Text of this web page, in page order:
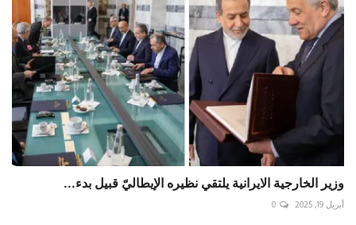
‏وزير الخارجية الايرانية يلتقي نظيره الإيطاليّ قبيل بدء...
أبريل 19, 2025 0